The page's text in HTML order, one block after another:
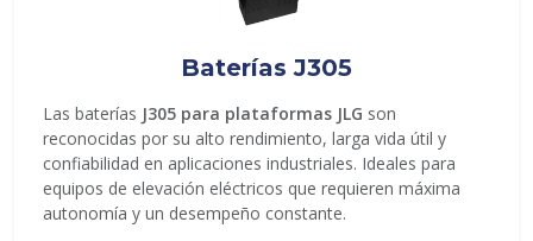
Baterías J305
Las baterías J305 para plataformas JLG son
reconocidas por su alto rendimiento, larga vida útil y
confiabilidad en aplicaciones industriales. Ideales para
equipos de elevación eléctricos que requieren máxima
autonomía y un desempeño constante.